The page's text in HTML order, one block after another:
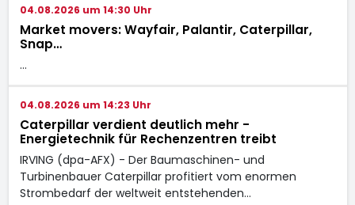
04.08.2026 um 14:30 Uhr
Market movers: Wayfair, Palantir, Caterpillar,
Snap…
…
04.08.2026 um 14:23 Uhr
Caterpillar verdient deutlich mehr -
Energietechnik für Rechenzentren treibt
IRVING (dpa-AFX) - Der Baumaschinen- und
Turbinenbauer Caterpillar profitiert vom enormen
Strombedarf der weltweit entstehenden…